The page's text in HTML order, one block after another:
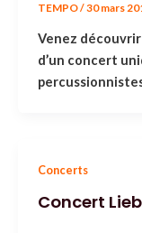
TEMPO/30 mars
Venez
d’un concert
Concerts
Concert